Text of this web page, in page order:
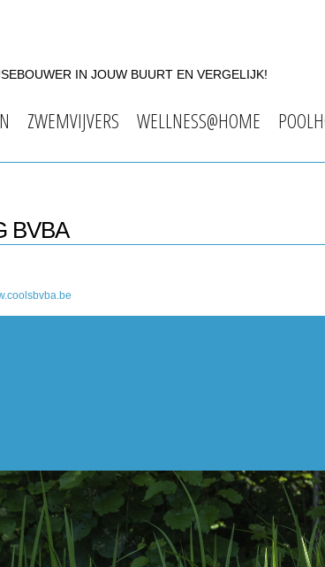
IN JOUW BUURT EN VERGELIJK!
ZWEMVIJVERS WELLNESS@HOME
BVBA